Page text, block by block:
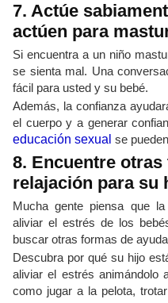
7. Actúe
actúen para
Si encuentra a un niño
se sienta mal. Una
fácil para usted y su bebé.
Además, la confianza
el cuerpo y a generar
educación sexual se
8. Encuentre otras
relajación para su
Mucha gente piensa que
aliviar el estrés de los
buscar otras formas de
Descubra por qué su hijo
aliviar el estrés animándolo
como jugar a la pelota,